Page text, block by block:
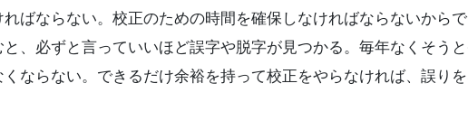
ばならない。校正のための時間を確保しなければならないからで
、必ずと言っていいほど誤字や脱字が見つかる。毎年なくそう
ならない。できるだけ余裕を持って校正をやらなければ、誤り